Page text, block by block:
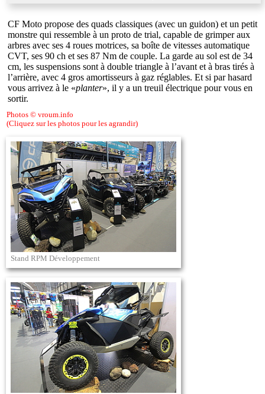
CF Moto propose des quads classiques (avec un guidon) et un petit
monstre qui ressemble à un proto de trial, capable de grimper aux
arbres avec ses 4 roues motrices, sa boîte de vitesses automatique
CVT, ses 90 ch et ses 87 Nm de couple. La garde au sol est de 34
cm, les suspensions sont à double triangle à l’avant et à bras tirés à
l’arrière, avec 4 gros amortisseurs à gaz réglables. Et si par hasard
vous arrivez à le «planter», il y a un treuil électrique pour vous en
sortir.
Photos © vroum.info
(Cliquez sur les photos pour les agrandir)
Stand RPM Développement